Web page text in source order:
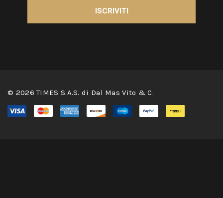
© 2026 TIMES S.A.S. di Dal Mas Vito & C.